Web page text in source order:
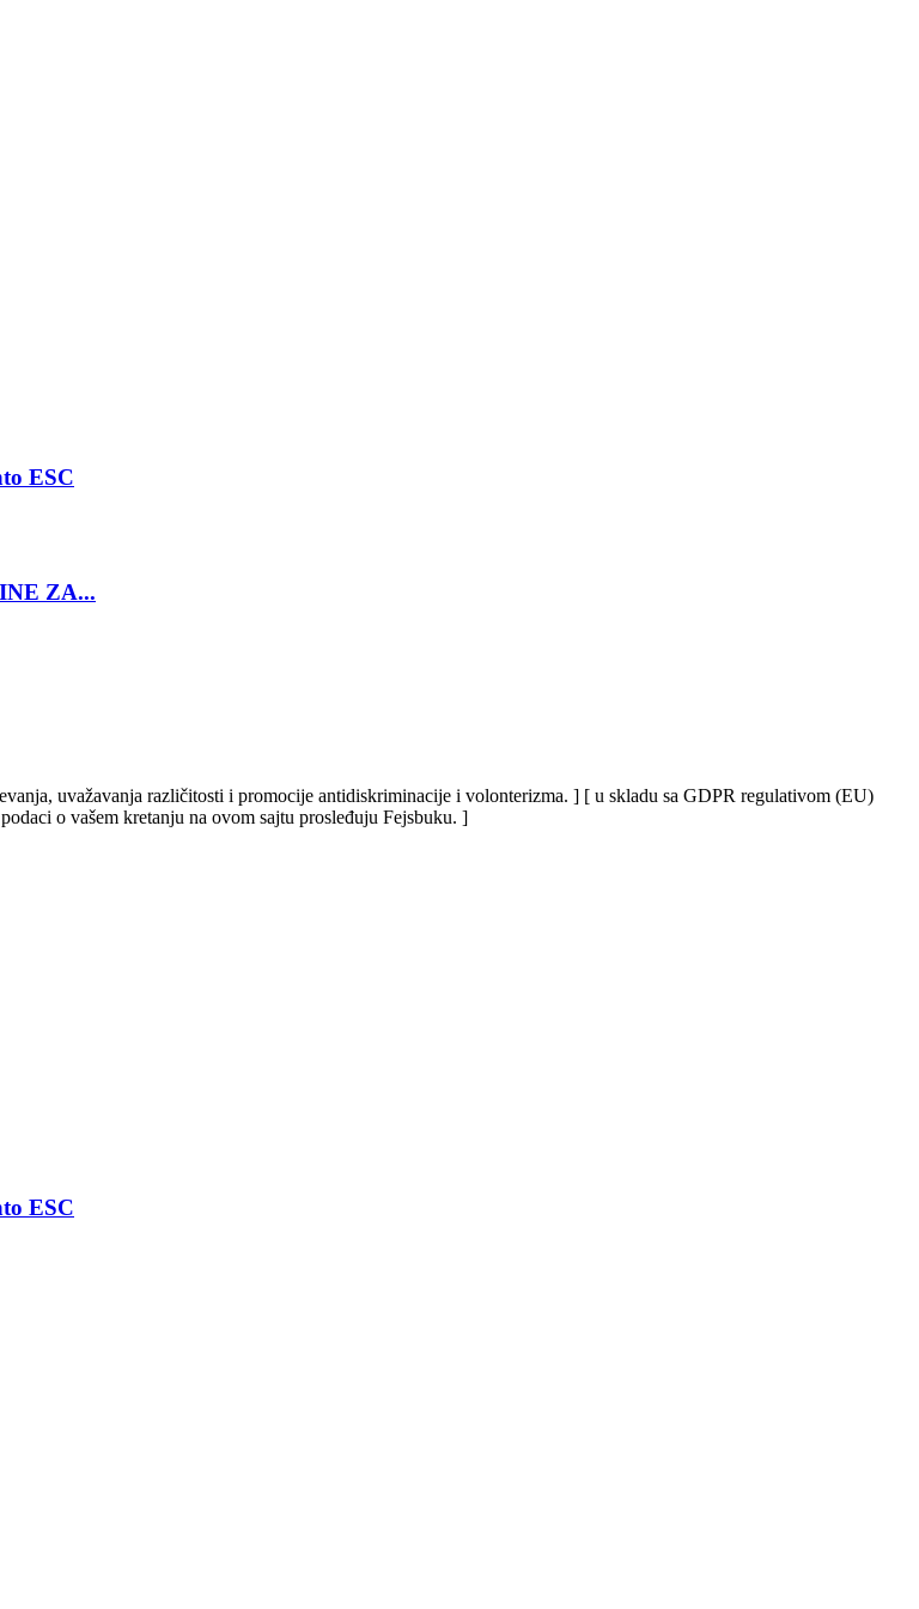
ESC
ZA...
uvažavanja različitosti i promocije antidiskriminacije i volonterizma. ] [ u skladu sa GDPR regulativom (EU)
o vašem kretanju na ovom sajtu prosleđuju Fejsbuku. ]
ESC